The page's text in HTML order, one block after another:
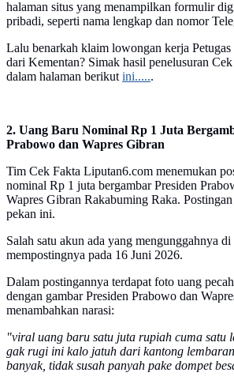
halaman situs yang menampilkan formulir
pribadi, seperti nama lengkap dan nomor
Lalu benarkah klaim lowongan kerja Petugas
dari Kementan? Simak hasil penelusuran
dalam halaman berikutini......
2. Uang Baru Nominal Rp 1 Juta
Prabowo dan Wapres Gibran
Tim Cek Fakta Liputan6.com menemukan
nominal Rp 1 juta bergambar Presiden
Wapres Gibran Rakabuming Raka.
pekan ini.
Salah satu akun ada yang mengunggahnya
mempostingnya pada 16 Juni 2026.
Dalam postingannya terdapat foto uang
dengan gambar Presiden Prabowo dan
menambahkan narasi:
"viral uang baru satu juta rupiah cuma satu
gak rugi ini kalo jatuh dari kantong
banyak, tidak susah panyah pake dompet